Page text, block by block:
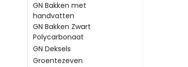
GN Bakken met
handvatten
GN Bakken Zwart
Polycarbonaat
GN Deksels
Groentezeven